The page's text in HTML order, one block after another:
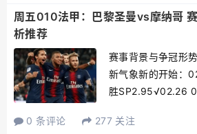
胜才能保留争冠希
周五010法甲：巴黎圣曼vs摩纳哥
析推荐
赛事背景与争冠形
新气象新的开始：
胜SP2.95√02.26
SP3.50√02.28 017
0 条评论 277 关注